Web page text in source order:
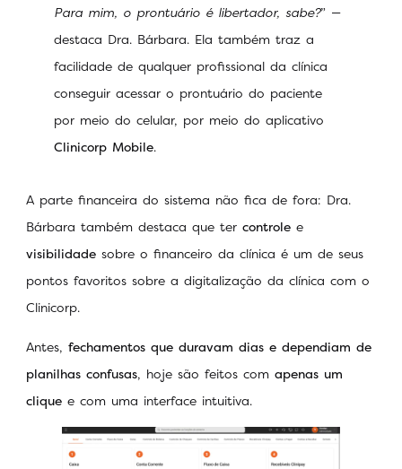
Para mim, o prontuário é libertador, sabe?” —
destaca Dra. Bárbara. Ela também traz a
facilidade de qualquer profissional da clínica
conseguir acessar o prontuário do paciente
por meio do celular, por meio do aplicativo
Clinicorp Mobile.
A parte financeira do sistema não fica de fora: Dra.
Bárbara também destaca que ter controle e
visibilidade sobre o financeiro da clínica é um de seus
pontos favoritos sobre a digitalização da clínica com o
Clinicorp.
Antes, fechamentos que duravam dias e dependiam de
planilhas confusas, hoje são feitos com apenas um
clique e com uma interface intuitiva.